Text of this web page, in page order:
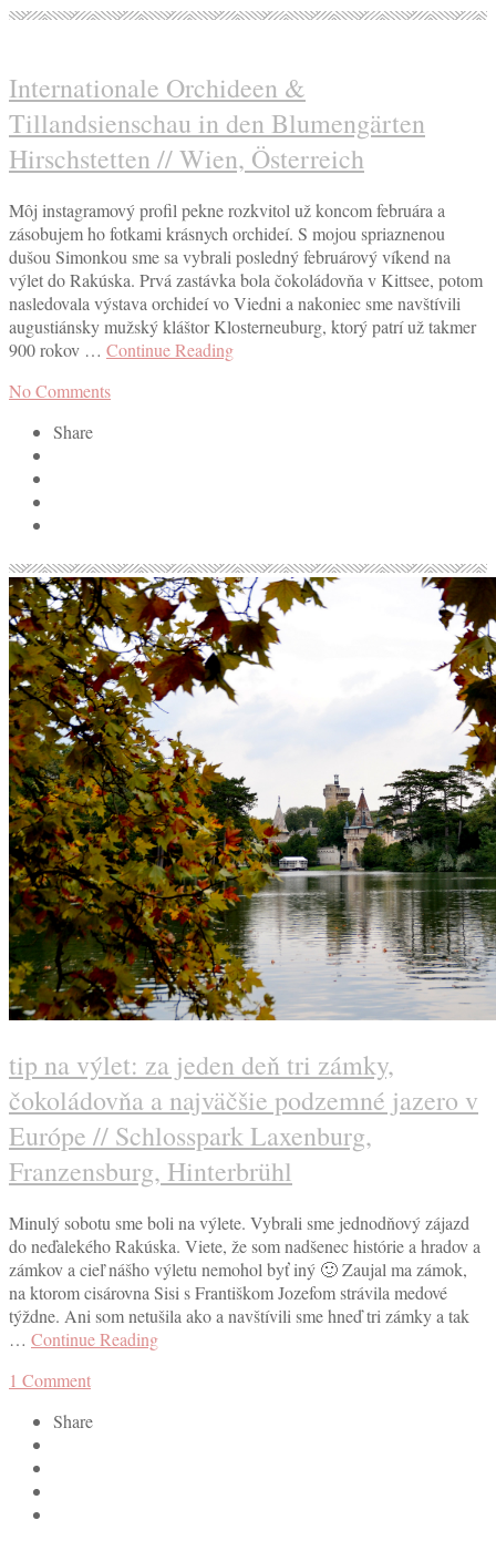
Internationale Orchideen &
Tillandsienschau in den Blumengärten
Hirschstetten // Wien, Österreich
Môj instagramový profil pekne rozkvitol už koncom februára a
zásobujem ho fotkami krásnych orchideí. S mojou spriaznenou
dušou Simonkou sme sa vybrali posledný februárový víkend na
výlet do Rakúska. Prvá zastávka bola čokoládovňa v Kittsee, potom
nasledovala výstava orchideí vo Viedni a nakoniec sme navštívili
augustiánsky mužský kláštor Klosterneuburg, ktorý patrí už takmer
900 rokov … Continue Reading
No Comments
Share
tip na výlet: za jeden deň tri zámky,
čokoládovňa a najväčšie podzemné jazero v
Európe // Schlosspark Laxenburg,
Franzensburg, Hinterbrühl
Minulý sobotu sme boli na výlete. Vybrali sme jednodňový zájazd
do neďalekého Rakúska. Viete, že som nadšenec histórie a hradov a
zámkov a cieľ nášho výletu nemohol byť iný 🙂 Zaujal ma zámok,
na ktorom cisárovna Sisi s Františkom Jozefom strávila medové
týždne. Ani som netušila ako a navštívili sme hneď tri zámky a tak
… Continue Reading
1 Comment
Share